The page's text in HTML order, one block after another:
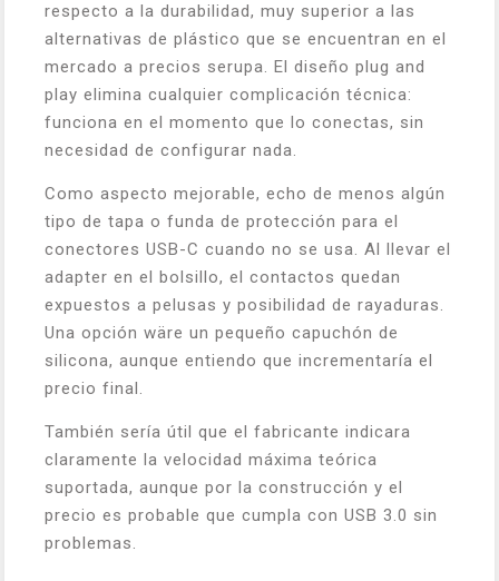
respecto a la durabilidad, muy superior a las
alternativas de plástico que se encuentran en el
mercado a precios serupa. El diseño plug and
play elimina cualquier complicación técnica:
funciona en el momento que lo conectas, sin
necesidad de configurar nada.
Como aspecto mejorable, echo de menos algún
tipo de tapa o funda de protección para el
conectores USB-C cuando no se usa. Al llevar el
adapter en el bolsillo, el contactos quedan
expuestos a pelusas y posibilidad de rayaduras.
Una opción wäre un pequeño capuchón de
silicona, aunque entiendo que incrementaría el
precio final.
También sería útil que el fabricante indicara
claramente la velocidad máxima teórica
suportada, aunque por la construcción y el
precio es probable que cumpla con USB 3.0 sin
problemas.